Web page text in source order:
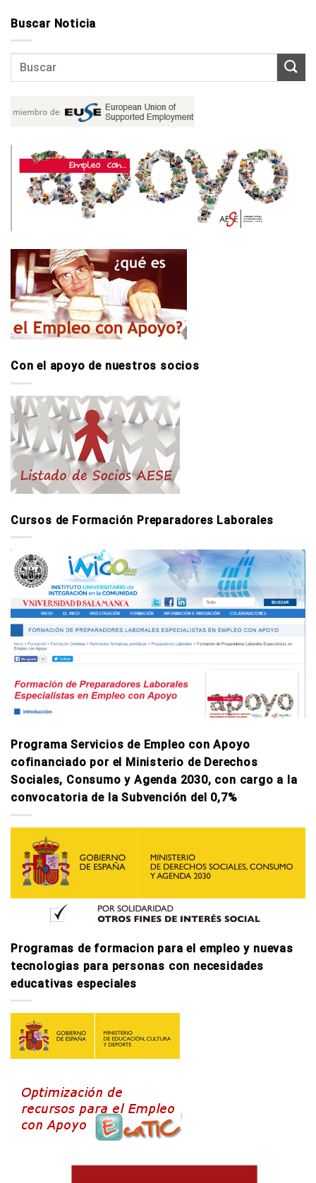
Buscar Noticia
Con el apoyo de nuestros socios
Cursos de Formación Preparadores Laborales
Programa Servicios de Empleo con Apoyo
cofinanciado por el Ministerio de Derechos
Sociales, Consumo y Agenda 2030, con cargo a la
convocatoria de la Subvención del 0,7%
Programas de formacion para el empleo y nuevas
tecnologi­as para personas con necesidades
educativas especiales